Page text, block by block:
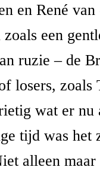
en René
een
ruzie – de
losers, zoals
wat er nu
tijd was het
alleen